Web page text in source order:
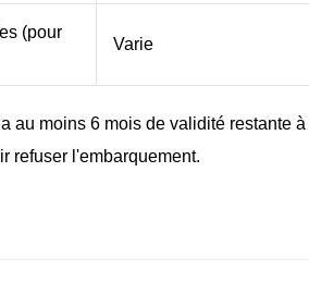
(pour
Varie
au moins 6 mois de validité restante à
refuser l'embarquement.